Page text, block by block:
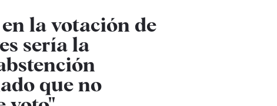
la votación de
sería la
que no